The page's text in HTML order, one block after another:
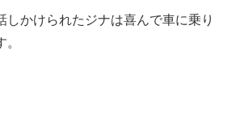
しかけられたジナは喜んで車に乗り